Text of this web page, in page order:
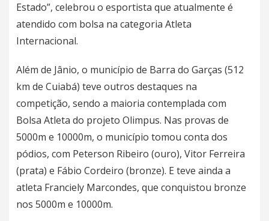
Estado”, celebrou o esportista que atualmente é
atendido com bolsa na categoria Atleta
Internacional.
Além de Jânio, o município de Barra do Garças (512
km de Cuiabá) teve outros destaques na
competição, sendo a maioria contemplada com
Bolsa Atleta do projeto Olimpus. Nas provas de
5000m e 10000m, o município tomou conta dos
pódios, com Peterson Ribeiro (ouro), Vitor Ferreira
(prata) e Fábio Cordeiro (bronze). E teve ainda a
atleta Franciely Marcondes, que conquistou bronze
nos 5000m e 10000m.